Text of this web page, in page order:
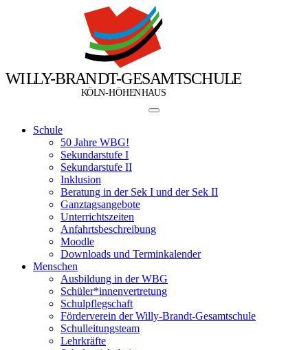
WILLY-BRANDT-GESAMTSCHULE
KÖLN-HÖHENHAUS
Schule
50 Jahre WBG!
Sekundarstufe I
Sekundarstufe II
Inklusion
Beratung in der Sek I und der Sek II
Ganztagsangebote
Unterrichtszeiten
Anfahrtsbeschreibung
Moodle
Downloads und Terminkalender
Menschen
Ausbildung in der WBG
Schüler*innenvertretung
Schulpflegschaft
Förderverein der Willy-Brandt-Gesamtschule
Schulleitungsteam
Lehrkräfte